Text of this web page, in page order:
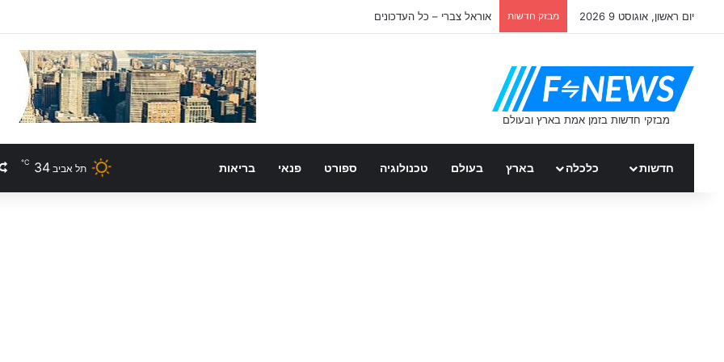
יום ראשון, אוגוסט 9 2026 מבזק חדשות אוראל צברי – כל העדכונים
חדשות כלכלה בארץ בעולם טכנולוגיה ספורט פנאי בריאות תל אביב 34
℃